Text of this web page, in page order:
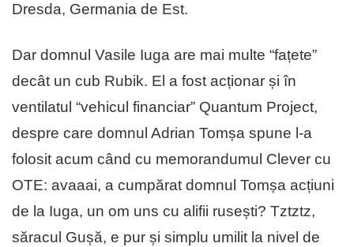
Dresda, Germania de Est.
Dar domnul Vasile Iuga are mai multe “fațete”
decât un cub Rubik. El a fost acționar și în
ventilatul “vehicul financiar” Quantum Project,
despre care domnul Adrian Tomșa spune l-a
folosit acum când cu memorandumul Clever cu
OTE: avaaai, a cumpărat domnul Tomșa acțiuni
de la Iuga, un om uns cu alifii rusești? Tztztz,
săracul Gușă, e pur și simplu umilit la nivel de